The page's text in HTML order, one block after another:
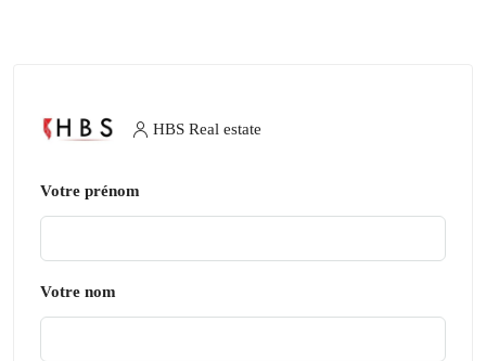
HBS Real estate
Votre prénom
Votre nom